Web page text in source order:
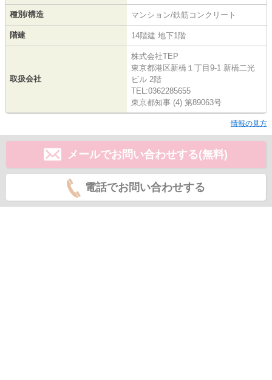
種別/構造 マンション/鉄筋コンクリート
階建 14階建 地下1階
取扱会社
株式会社TEP
東京都港区新橋１丁目9-1 新橋二光
ビル 2階
TEL:0362285655
東京都知事 (4) 第89063号
情報の見方
メールでお問い合わせする(無料)
電話でお問い合わせする